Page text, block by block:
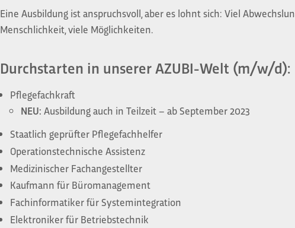
Eine Ausbildung ist anspruchsvoll, aber es lohnt sich: Viel
Menschlichkeit, viele Möglichkeiten.
Durchstarten in unserer AZUBI-Welt (m/w/d):
Pflegefachkraft
NEU: Ausbildung auch in Teilzeit – ab September 2023
Staatlich geprüfter Pflegefachhelfer
Operationstechnische Assistenz
Medizinischer Fachangestellter
Kaufmann für Büromanagement
Fachinformatiker für Systemintegration
Elektroniker für Betriebstechnik